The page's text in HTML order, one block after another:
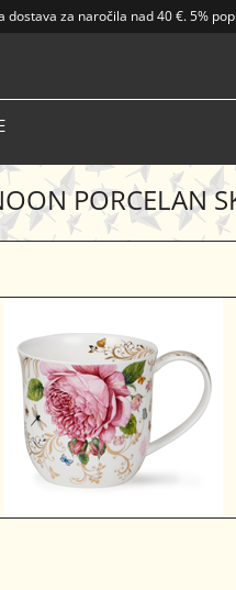
dostava za naročila nad40 €.5%
PORCELAN